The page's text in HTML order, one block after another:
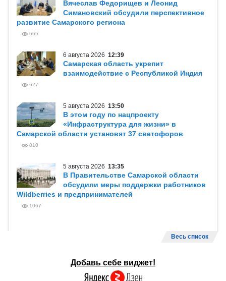
Вячеслав Федорищев и Леонид
Симановский обсудили перспективное
развитие Самарского региона
665
6 августа 2026 12:39
Самарская область укрепит
взаимодействие с Республикой Индия
627
5 августа 2026 13:50
В этом году по нацпроекту
«Инфраструктура для жизни» в
Самарской области установят 37 светофоров
810
5 августа 2026 13:35
В Правительстве Самарской области
обсудили меры поддержки работников
Wildberries и предпринимателей
1067
Весь список
Добавь себе виджет!